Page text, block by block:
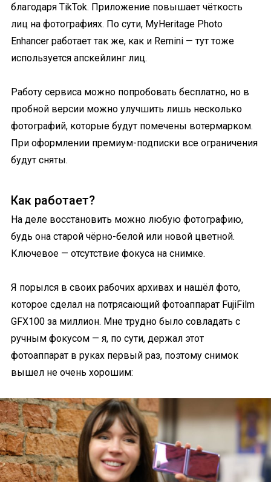
благодаря TikTok. Приложение повышает чёткость
лиц на фотографиях. По сути, MyHeritage Photo
Enhancer работает так же, как и Remini — тут тоже
используется апскейлинг лиц.
Работу сервиса можно попробовать бесплатно, но в
пробной версии можно улучшить лишь несколько
фотографий, которые будут помечены вотермарком.
При оформлении премиум-подписки все ограничения
будут сняты.
Как работает?
На деле восстановить можно любую фотографию,
будь она старой чёрно-белой или новой цветной.
Ключевое — отсутствие фокуса на снимке.
Я порылся в своих рабочих архивах и нашёл фото,
которое сделал на потрясающий фотоаппарат FujiFilm
GFX100 за миллион. Мне трудно было совладать с
ручным фокусом — я, по сути, держал этот
фотоаппарат в руках первый раз, поэтому снимок
вышел не очень хорошим: